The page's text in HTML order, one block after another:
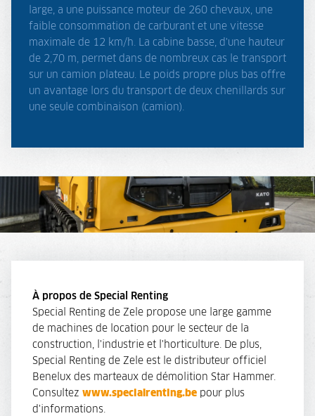
large, a une puissance moteur de 260 chevaux, une
faible consommation de carburant et une vitesse
maximale de 12 km/h. La cabine basse, d'une hauteur
de 2,70 m, permet dans de nombreux cas le transport
sur un camion plateau. Le poids propre plus bas offre
un avantage lors du transport de deux chenillards sur
une seule combinaison (camion).
À propos de Special Renting
Special Renting de Zele propose une large gamme
de machines de location pour le secteur de la
construction, l'industrie et l'horticulture. De plus,
Special Renting de Zele est le distributeur officiel
Benelux des marteaux de démolition Star Hammer.
Consultez www.specialrenting.be pour plus
d'informations.